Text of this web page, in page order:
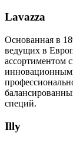
Lavazza
Основанная в
ведущих в
ассортиментом
специй.
Illy